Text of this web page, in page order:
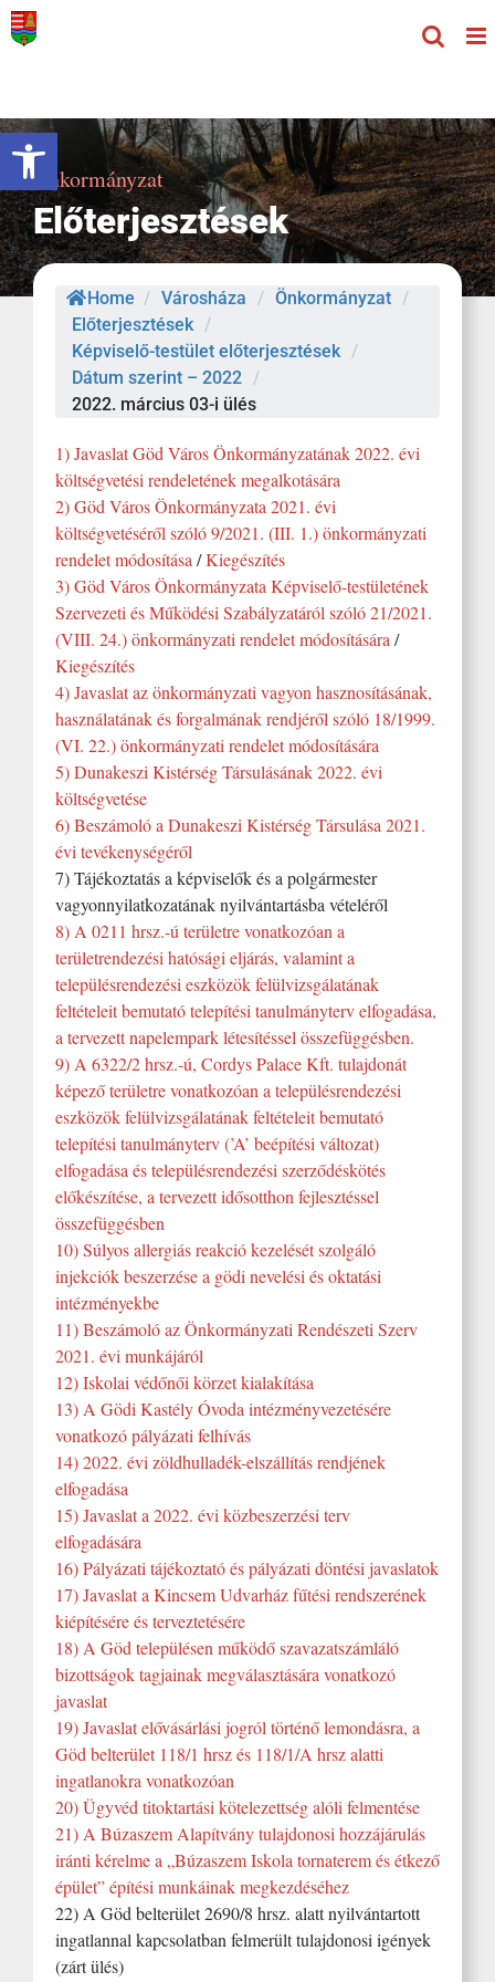
Eszköztár megnyitása
Kihagyás
Önkormányzat
Előterjesztések
Home / Városháza / Önkormányzat /
Előterjesztések /
Képviselő-testület előterjesztések /
Dátum szerint – 2022 /
2022. március 03-i ülés
1) Javaslat Göd Város Önkormányzatának 2022. évi
költségvetési rendeletének megalkotására
2) Göd Város Önkormányzata 2021. évi
költségvetéséről szóló 9/2021. (III. 1.) önkormányzati
rendelet módosítása /Kiegészítés
3) Göd Város Önkormányzata Képviselő-testületének
Szervezeti és Működési Szabályzatáról szóló 21/2021.
(VIII. 24.) önkormányzati rendelet módosítására /
Kiegészítés
4) Javaslat az önkormányzati vagyon hasznosításának,
használatának és forgalmának rendjéről szóló 18/1999.
(VI. 22.) önkormányzati rendelet módosítására
5) Dunakeszi Kistérség Társulásának 2022. évi
költségvetése
6) Beszámoló a Dunakeszi Kistérség Társulása 2021.
évi tevékenységéről
7) Tájékoztatás a képviselők és a polgármester
vagyonnyilatkozatának nyilvántartásba vételéről
8) A 0211 hrsz.-ú területre vonatkozóan a
területrendezési hatósági eljárás, valamint a
településrendezési eszközök felülvizsgálatának
feltételeit bemutató telepítési tanulmányterv elfogadása,
a tervezett napelempark létesítéssel összefüggésben.
9) A 6322/2 hrsz.-ú, Cordys Palace Kft. tulajdonát
képező területre vonatkozóan a településrendezési
eszközök felülvizsgálatának feltételeit bemutató
telepítési tanulmányterv (’A’ beépítési változat)
elfogadása és településrendezési szerződéskötés
előkészítése, a tervezett idősotthon fejlesztéssel
összefüggésben
10) Súlyos allergiás reakció kezelését szolgáló
injekciók beszerzése a gödi nevelési és oktatási
intézményekbe
11) Beszámoló az Önkormányzati Rendészeti Szerv
2021. évi munkájáról
12) Iskolai védőnői körzet kialakítása
13) A Gödi Kastély Óvoda intézményvezetésére
vonatkozó pályázati felhívás
14) 2022. évi zöldhulladék-elszállítás rendjének
elfogadása
15) Javaslat a 2022. évi közbeszerzési terv
elfogadására
16) Pályázati tájékoztató és pályázati döntési javaslatok
17) Javaslat a Kincsem Udvarház fűtési rendszerének
kiépítésére és terveztetésére
18) A Göd településen működő szavazatszámláló
bizottságok tagjainak megválasztására vonatkozó
javaslat
19) Javaslat elővásárlási jogról történő lemondásra, a
Göd belterület 118/1 hrsz és 118/1/A hrsz alatti
ingatlanokra vonatkozóan
20) Ügyvéd titoktartási kötelezettség alóli felmentése
21) A Búzaszem Alapítvány tulajdonosi hozzájárulás
iránti kérelme a „Búzaszem Iskola tornaterem és étkező
épület” építési munkáinak megkezdéséhez
22) A Göd belterület 2690/8 hrsz. alatt nyilvántartott
ingatlannal kapcsolatban felmerült tulajdonosi igények
(zárt ülés)